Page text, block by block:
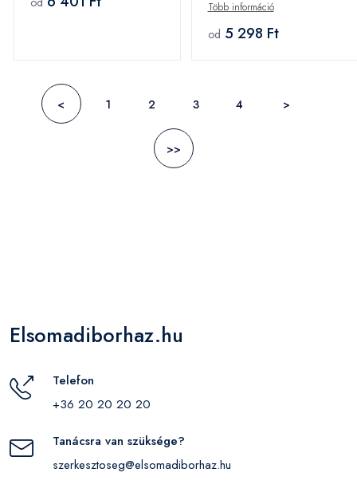
Több információ
od 5 298 Ft
< 1 2 3 4 >
>>
Elsomadiborhaz.hu
Telefon
+36 20 20 20 20
Tanácsra van szüksége?
szerkesztoseg@elsomadiborhaz.hu